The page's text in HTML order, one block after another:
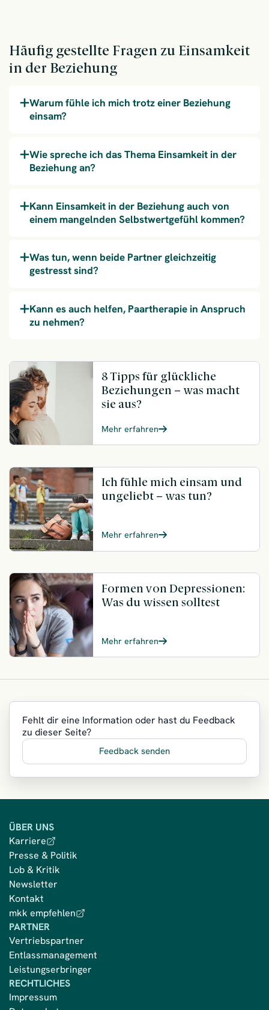
Häufig gestellte Fragen zu Einsamkeit
in der Beziehung
Warum fühle ich mich trotz einer Beziehung
einsam?
Wie spreche ich das Thema Einsamkeit in der
Beziehung an?
Kann Einsamkeit in der Beziehung auch von
einem mangelnden Selbstwertgefühl kommen?
Was tun, wenn beide Partner gleichzeitig
gestresst sind?
Kann es auch helfen, Paartherapie in Anspruch
zu nehmen?
8 Tipps für glückliche
Beziehungen – was macht
sie aus?
Mehr erfahren
Ich fühle mich einsam und
ungeliebt – was tun?
Mehr erfahren
Formen von Depressionen:
Was du wissen solltest
Mehr erfahren
Fehlt dir eine Information oder hast du Feedback
zu dieser Seite?
Feedback senden
ÜBER UNS
Karriere
Presse & Politik
Lob & Kritik
Newsletter
Kontakt
mkk empfehlen
PARTNER
Vertriebspartner
Entlassmanagement
Leistungserbringer
RECHTLICHES
Impressum